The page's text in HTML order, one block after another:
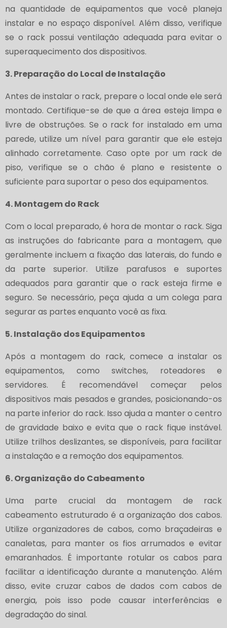
na quantidade de equipamentos que você planeja
instalar e no espaço disponível. Além disso, verifique
se o rack possui ventilação adequada para evitar o
superaquecimento dos dispositivos.
3. Preparação do Local de Instalação
Antes de instalar o rack, prepare o local onde ele será
montado. Certifique-se de que a área esteja limpa e
livre de obstruções. Se o rack for instalado em uma
parede, utilize um nível para garantir que ele esteja
alinhado corretamente. Caso opte por um rack de
piso, verifique se o chão é plano e resistente o
suficiente para suportar o peso dos equipamentos.
4. Montagem do Rack
Com o local preparado, é hora de montar o rack. Siga
as instruções do fabricante para a montagem, que
geralmente incluem a fixação das laterais, do fundo e
da parte superior. Utilize parafusos e suportes
adequados para garantir que o rack esteja firme e
seguro. Se necessário, peça ajuda a um colega para
segurar as partes enquanto você as fixa.
5. Instalação dos Equipamentos
Após a montagem do rack, comece a instalar os
equipamentos, como switches, roteadores e
servidores. É recomendável começar pelos
dispositivos mais pesados e grandes, posicionando-os
na parte inferior do rack. Isso ajuda a manter o centro
de gravidade baixo e evita que o rack fique instável.
Utilize trilhos deslizantes, se disponíveis, para facilitar
a instalação e a remoção dos equipamentos.
6. Organização do Cabeamento
Uma parte crucial da montagem de rack
cabeamento estruturado é a organização dos cabos.
Utilize organizadores de cabos, como braçadeiras e
canaletas, para manter os fios arrumados e evitar
emaranhados. É importante rotular os cabos para
facilitar a identificação durante a manutenção. Além
disso, evite cruzar cabos de dados com cabos de
energia, pois isso pode causar interferências e
degradação do sinal.